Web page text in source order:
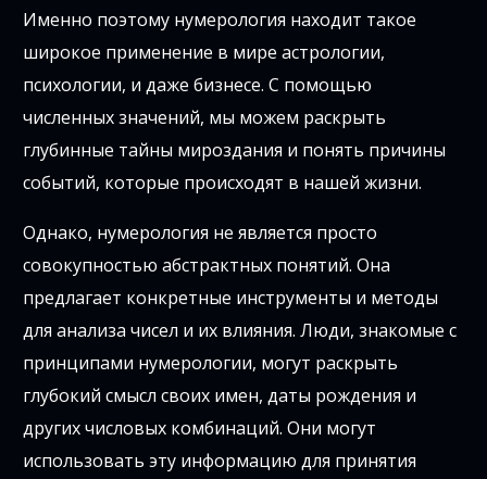
Именно поэтому нумерология находит такое
широкое применение в мире астрологии,
психологии, и даже бизнесе. С помощью
численных значений, мы можем раскрыть
глубинные тайны мироздания и понять причины
событий, которые происходят в нашей жизни.
Однако, нумерология не является просто
совокупностью абстрактных понятий. Она
предлагает конкретные инструменты и методы
для анализа чисел и их влияния. Люди, знакомые с
принципами нумерологии, могут раскрыть
глубокий смысл своих имен, даты рождения и
других числовых комбинаций. Они могут
использовать эту информацию для принятия